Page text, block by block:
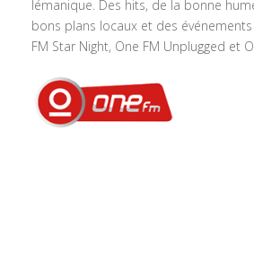
lémanique. Des hits, de la bonne
bons plans locaux et des
FM Star Night, One FM Unplugged et